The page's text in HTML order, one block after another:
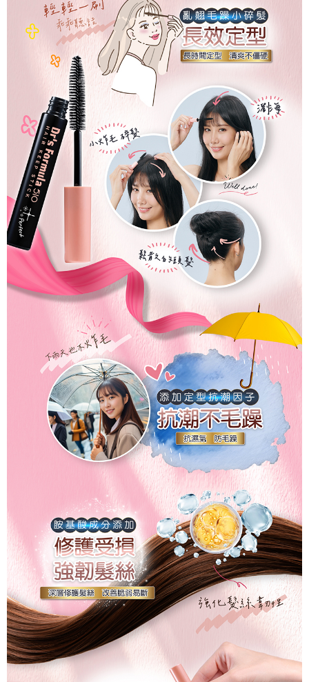
權轉讓予恩沛科技股份有限公司。
２．關於個人資料處理事宜，請瀏覽以下網址：
https://aftee.tw/terms/#terms3
３．未成年的使用者請事先徵得法定代理人或監護人之同意方可使用
「AFTEE先享後付」，若未經同意申辦者引起之損失，本公司不負相關責
４．使用「AFTEE先享後付」時，將依據個別帳號之用戶狀況，依本公司即
時審查核予不同之上限額度；若仍有額度不足之情形，本公司將視審查結果
請求用戶進行身份認證。
５．嚴禁一人註冊多個帳號或使用他人資訊註冊。若發現惡意使用之情形，
恩沛科技股份有限公司將有權停止該用戶之使用額度並採取法律行動。
每筆NT$90，滿NT$1,000(含以上)免運費
7-11取貨付款
每筆NT$90，滿NT$1,000(含以上)免運費
付款後7-11取貨
每筆NT$90，滿NT$1,000(含以上)免運費
宅配
每筆NT$90，滿NT$1,000(含以上)免運費
貨到付款
每筆NT$90，滿NT$1,000(含以上)免運費